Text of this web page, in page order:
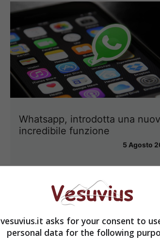
Whatsapp, introdotta una
incredibile funzione
5 Agosto
vesuvius.it asks for your consent to
personal data for the following